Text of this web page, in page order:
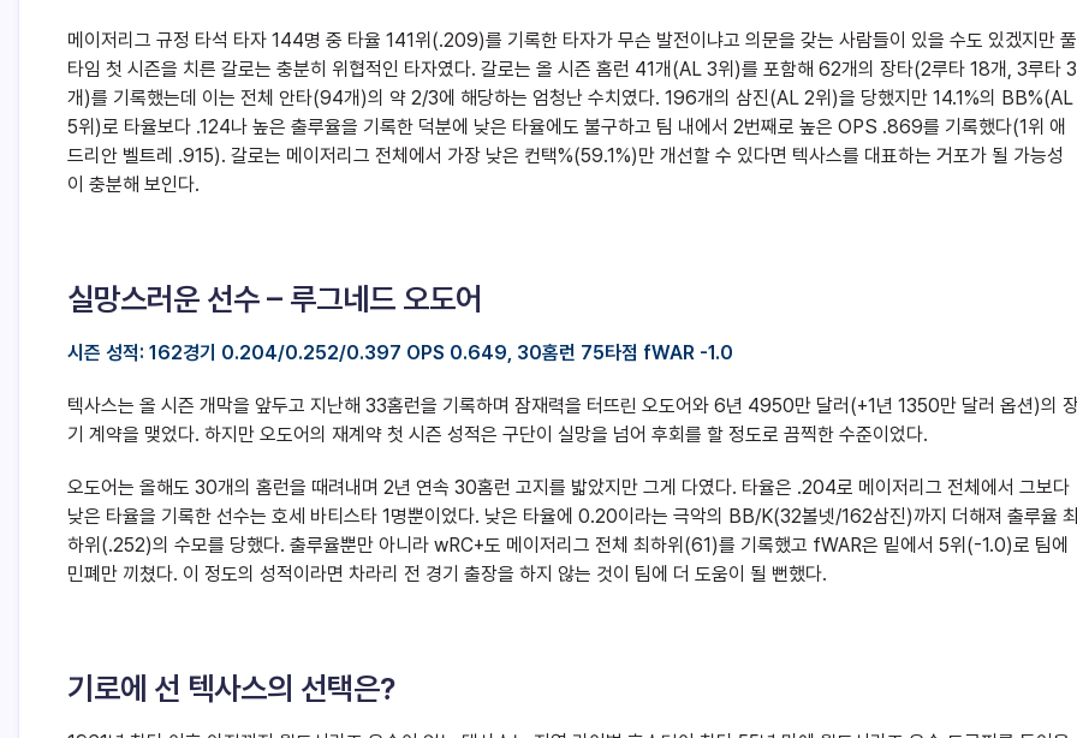
메이저리그 규정 타석 타자 144명 중 타율 141위(.209)를 기록한 타자가 무슨 발전이냐고 의문을 갖는 사람들이 있을 수도 있겠지만 풀
타임 첫 시즌을 치른 갈로는 충분히 위협적인 타자였다. 갈로는 올 시즌 홈런 41개(AL 3위)를 포함해 62개의 장타(2루타 18개, 3루타 3
개)를 기록했는데 이는 전체 안타(94개)의 약 2/3에 해당하는 엄청난 수치였다. 196개의 삼진(AL 2위)을 당했지만 14.1%의 BB%(AL
5위)로 타율보다 .124나 높은 출루율을 기록한 덕분에 낮은 타율에도 불구하고 팀 내에서 2번째로 높은 OPS .869를 기록했다(1위 애
드리안 벨트레 .915). 갈로는 메이저리그 전체에서 가장 낮은 컨택%(59.1%)만 개선할 수 있다면 텍사스를 대표하는 거포가 될 가능성
이 충분해 보인다.
실망스러운 선수 – 루그네드 오도어
시즌 성적: 162경기 0.204/0.252/0.397 OPS 0.649, 30홈런 75타점 fWAR -1.0
텍사스는 올 시즌 개막을 앞두고 지난해 33홈런을 기록하며 잠재력을 터뜨린 오도어와 6년 4950만 달러(+1년 1350만 달러 옵션)의
기 계약을 맺었다. 하지만 오도어의 재계약 첫 시즌 성적은 구단이 실망을 넘어 후회를 할 정도로 끔찍한 수준이었다.
오도어는 올해도 30개의 홈런을 때려내며 2년 연속 30홈런 고지를 밟았지만 그게 다였다. 타율은 .204로 메이저리그 전체에서 그보다
낮은 타율을 기록한 선수는 호세 바티스타 1명뿐이었다. 낮은 타율에 0.20이라는 극악의 BB/K(32볼넷/162삼진)까지 더해져 출루율
하위(.252)의 수모를 당했다. 출루율뿐만 아니라 wRC+도 메이저리그 전체 최하위(61)를 기록했고 fWAR은 밑에서 5위(-1.0)로 팀에
민폐만 끼쳤다. 이 정도의 성적이라면 차라리 전 경기 출장을 하지 않는 것이 팀에 더 도움이 될 뻔했다.
기로에 선 텍사스의 선택은?